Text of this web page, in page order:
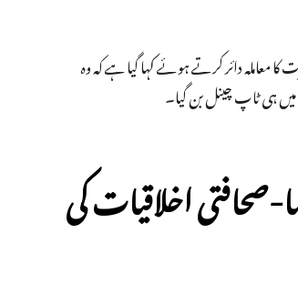
معاملہ دائر کرتے ہوئے کہا گیا ہے کہ وہ
ہی ٹاپ چینل بن گیا۔
صحافتی اخلاقیات کی